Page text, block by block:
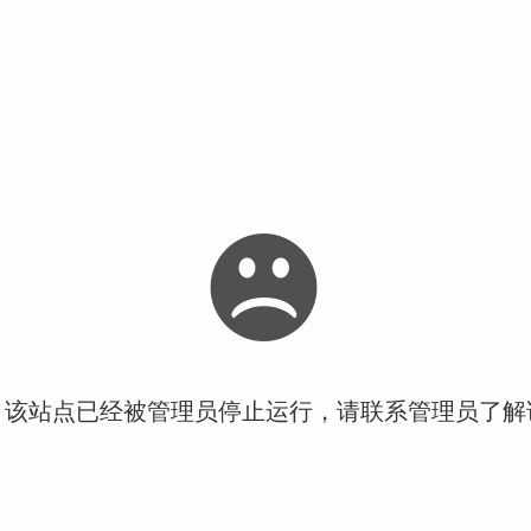
站点已经被管理员停止运行，请联系管理员了